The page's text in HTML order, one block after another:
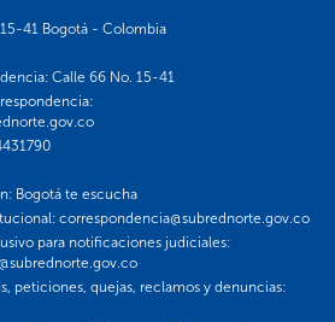
41 Bogotá - Colombia
Calle 66 No. 15-41
Bogotá te escucha
correspondencia@subrednorte.gov.co
para notificaciones judiciales:
peticiones, quejas, reclamos y denuncias: